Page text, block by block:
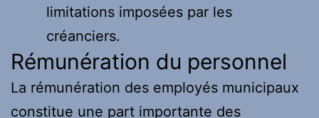
limitations imposées par les
créanciers.
Rémunération du personnel
La rémunération des employés municipaux
constitue une part importante des